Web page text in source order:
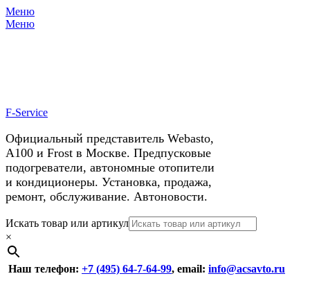
Меню
Меню
F-Service
Официальный представитель Webasto,
А100 и Frost в Москве. Предпусковые
подогреватели, автономные отопители
и кондиционеры. Установка, продажа,
ремонт, обслуживание. Автоновости.
Header
Right
Menu
Перейти
к
содержимому
Искать товар или артикул
×
Наш телефон: +7 (495) 64-7-64-99, email: info@acsavto.ru
У нас космические скидки на